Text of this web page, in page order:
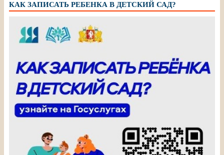
КАК ЗАПИСАТЬ РЕБЕНКА В ДЕТСКИЙ САД?